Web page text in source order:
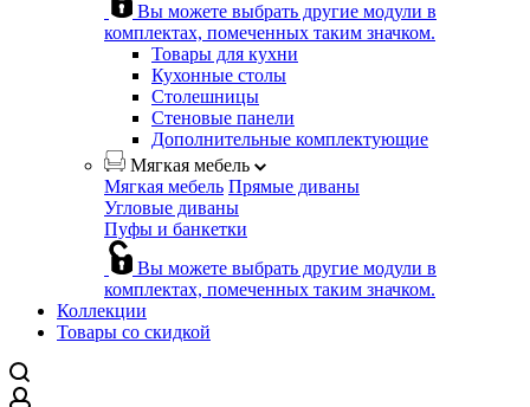
Вы можете выбрать другие модули в
комплектах, помеченных таким значком.
Товары для кухни
Кухонные столы
Столешницы
Стеновые панели
Дополнительные комплектующие
Мягкая мебель
Мягкая мебель Прямые диваны
Угловые диваны
Пуфы и банкетки
Вы можете выбрать другие модули в
комплектах, помеченных таким значком.
Коллекции
Товары со скидкой